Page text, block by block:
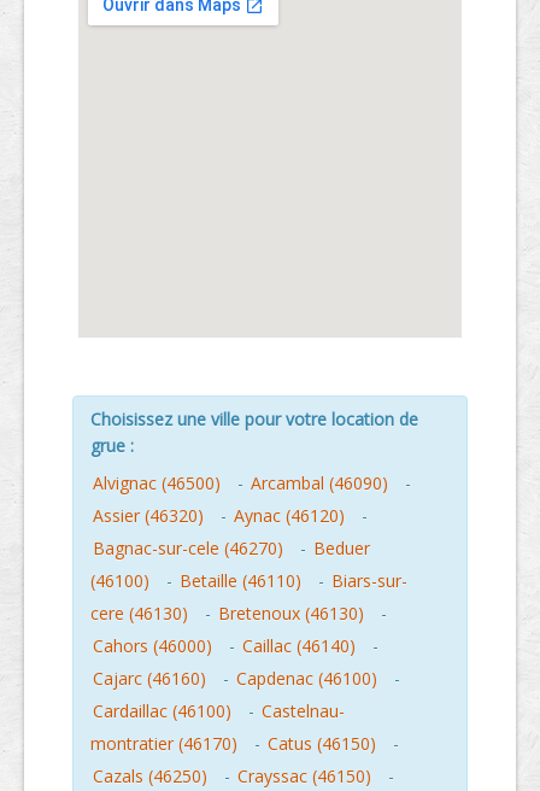
Choisissez une ville pour votre location de
grue :
Alvignac (46500)
- Arcambal (46090)
-
Assier (46320)
- Aynac (46120)
-
Bagnac-sur-cele (46270)
- Beduer
(46100)
- Betaille (46110) - Biars-sur-
cere (46130)
- Bretenoux (46130)
-
Cahors (46000)
- Caillac (46140)
-
Cajarc (46160)
- Capdenac (46100)
-
Cardaillac (46100)
- Castelnau-
montratier (46170)
- Catus (46150)
-
Cazals (46250)
- Crayssac (46150)
-